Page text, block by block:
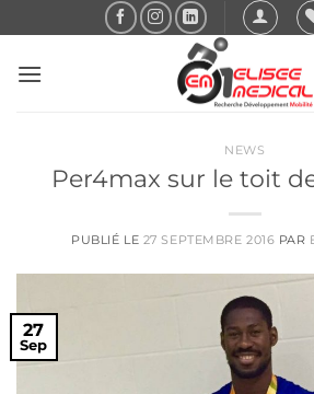
au
contenu
NEWS
Per4max sur le toit
PUBLIÉ LE 27 SEPTEMBRE 2016 PAR
27
Sep